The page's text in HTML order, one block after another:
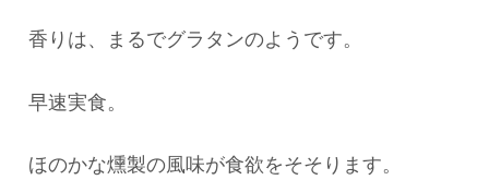
香りは、まるでグラタンのようです。
早速実食。
ほのかな燻製の風味が食欲をそそります。